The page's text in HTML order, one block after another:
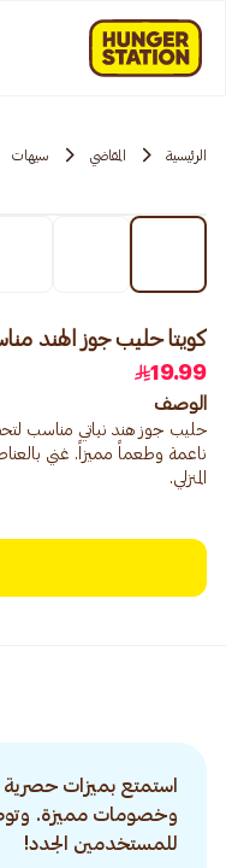
الرئيسية المقاضي سيهات
كويتا حليب جوز الهند
19.99
الوصف
حليب جوز هند نباتي مناسب
المنزلي.
استمتع بميزات
وخصومات مميزة.
للمستخدمين الجدد!